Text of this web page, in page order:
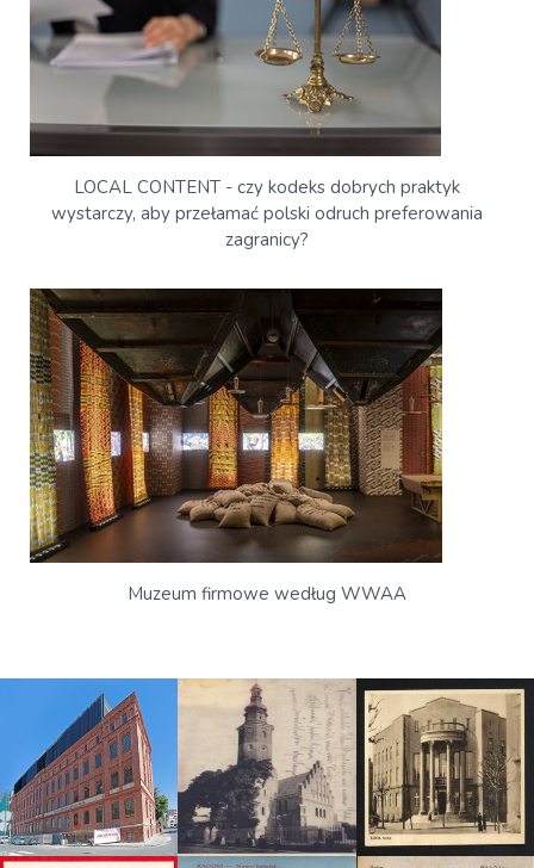
LOCAL CONTENT - czy kodeks dobrych praktyk
wystarczy, aby przełamać polski odruch preferowania
zagranicy?
Muzeum firmowe według WWAA